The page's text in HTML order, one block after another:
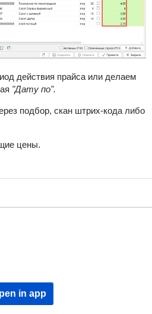
действия прайса или делаем
"Дату по".
подбор, скан штрих-кода либо
цены.
in app